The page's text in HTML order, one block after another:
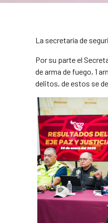
La secretaría de
Por su parte el
de arma de fuego, 1
delitos, de estos se